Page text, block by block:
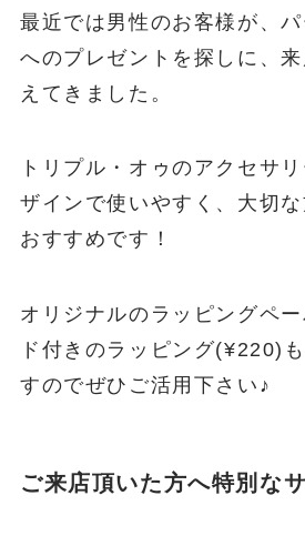
最近では男性のお客様が、
へのプレゼントを探しに、
えてきました。
トリプル・オゥのアクセサ
ザインで使いやすく、大切
おすすめです！
オリジナルのラッピングペ
ド付きのラッピング(¥220)
すのでぜひご活用下さい♪
ご来店頂いた方へ特別な